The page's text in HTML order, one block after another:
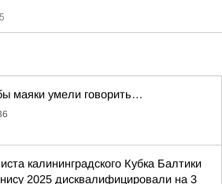
маяки умели говорить…
калининградского Кубка Балтики
2025 дисквалифицировали на 3